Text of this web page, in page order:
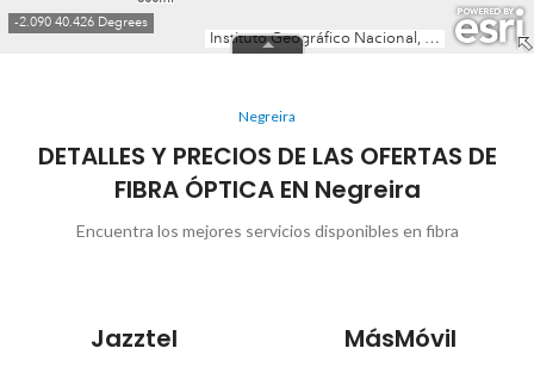
Negreira
DETALLES Y PRECIOS DE LAS OFERTAS DE
FIBRA ÓPTICA EN Negreira
Encuentra los mejores servicios disponibles en fibra
Jazztel MásMóvil